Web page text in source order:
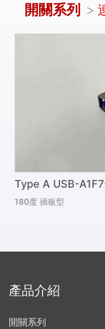
開關系列
Type A USB-
180度 插板型
產品介紹
開關系列